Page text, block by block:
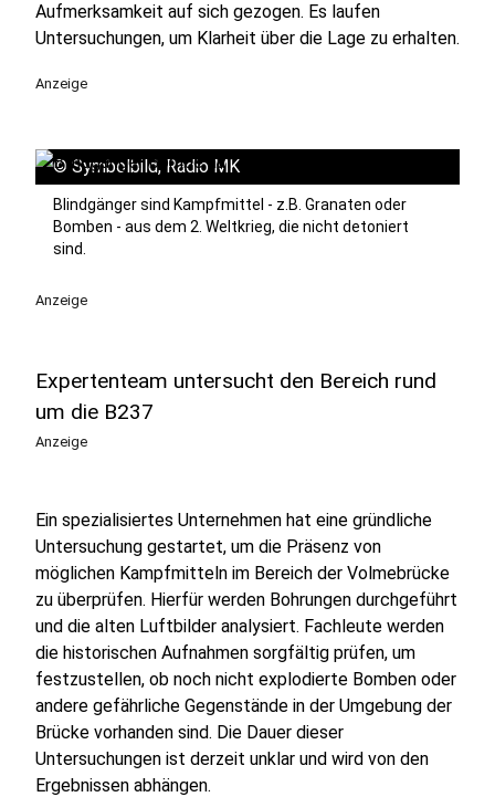
Aufmerksamkeit auf sich gezogen. Es laufen
Untersuchungen, um Klarheit über die Lage zu erhalten.
Anzeige
© Symbolbild, Radio MK
Blindgänger sind Kampfmittel - z.B. Granaten oder
Bomben - aus dem 2. Weltkrieg, die nicht detoniert
sind.
Anzeige
Expertenteam untersucht den Bereich rund
um die B237
Anzeige
Ein spezialisiertes Unternehmen hat eine gründliche
Untersuchung gestartet, um die Präsenz von
möglichen Kampfmitteln im Bereich der Volmebrücke
zu überprüfen. Hierfür werden Bohrungen durchgeführt
und die alten Luftbilder analysiert. Fachleute werden
die historischen Aufnahmen sorgfältig prüfen, um
festzustellen, ob noch nicht explodierte Bomben oder
andere gefährliche Gegenstände in der Umgebung der
Brücke vorhanden sind. Die Dauer dieser
Untersuchungen ist derzeit unklar und wird von den
Ergebnissen abhängen.